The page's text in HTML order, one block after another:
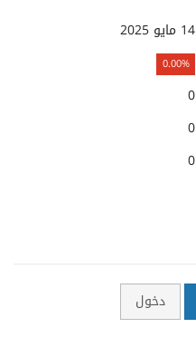
14 مايو 2025
0.00%
0
0
0
دخول